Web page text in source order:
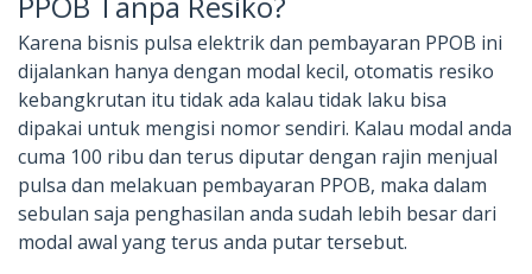
Karena bisnis pulsa elektrik dan pembayaran PPOB ini
dijalankan hanya dengan modal kecil, otomatis resiko
kebangkrutan itu tidak ada kalau tidak laku bisa
dipakai untuk mengisi nomor sendiri. Kalau modal anda
cuma 100 ribu dan terus diputar dengan rajin menjual
pulsa dan melakuan pembayaran PPOB, maka dalam
sebulan saja penghasilan anda sudah lebih besar dari
modal awal yang terus anda putar tersebut.